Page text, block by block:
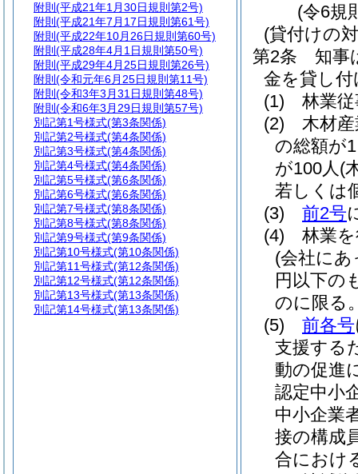
(令6規
(貸付けの
第2条
知事
金を貸し
(1)
林業
(2)
木材
の総額が
が100人(
若しくは
(3)
前2号
(4)
林業
(会社に
円以下の
のに限る
(5)
前各号
支援する
動の促進
認定中小
中小企業
接の構成
合におけ
附則 (平成21年1月30日規則第2号)
附則 (平成21年7月17日規則第61号)
附則 (平成22年10月26日規則第60号)
附則 (平成28年4月1日規則第50号)
附則 (平成29年4月25日規則第26号)
附則 (令和元年6月25日規則第11号)
附則 (令和3年3月31日規則第48号)
附則 (令和6年3月29日規則第57号)
別記第1号様式(第3条関係)
別記第2号様式(第4条関係)
別記第3号様式(第4条関係)
別記第4号様式(第4条関係)
別記第5号様式(第6条関係)
別記第6号様式(第6条関係)
別記第7号様式(第8条関係)
別記第8号様式(第8条関係)
別記第9号様式(第9条関係)
別記第10号様式(第10条関係)
別記第11号様式(第12条関係)
別記第12号様式(第12条関係)
別記第13号様式(第13条関係)
別記第14号様式(第13条関係)